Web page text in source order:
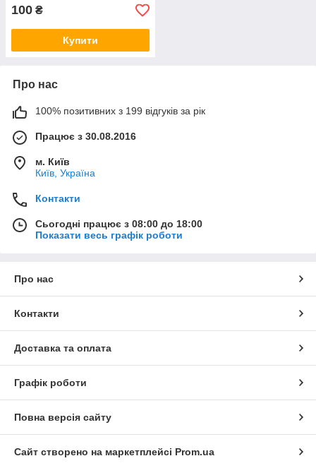
100 ₴
Купити
Про нас
100% позитивних з 199 відгуків за рік
Працює з 30.08.2016
м. Київ
Київ, Україна
Контакти
Сьогодні працює з 08:00 до 18:00
Показати весь графік роботи
Про нас
Контакти
Доставка та оплата
Графік роботи
Повна версія сайту
Сайт створено на маркетплейсі Prom.ua